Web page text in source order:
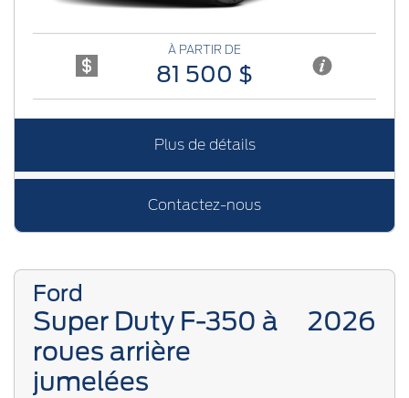
À PARTIR DE
81 500 $
Plus de détails
Contactez-nous
Ford
Super Duty F-350 à
roues arrière
jumelées
2026